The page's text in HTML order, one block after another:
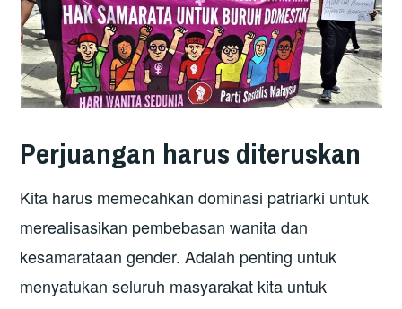
Perjuangan harus diteruskan
Kita harus memecahkan dominasi patriarki untuk
merealisasikan pembebasan wanita dan
kesamarataan gender. Adalah penting untuk
menyatukan seluruh masyarakat kita untuk